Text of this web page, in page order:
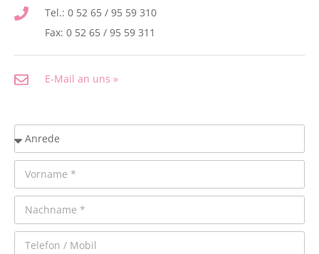
Tel.: 0 52 65 / 95 59 310
Fax: 0 52 65 / 95 59 311
E-Mail an uns »